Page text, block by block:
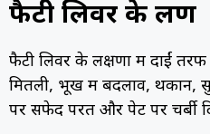
फैटी लिवर के लक्षण
फैटी लिवर के लक्षणों में दाईं
मितली, भूख में बदलाव, थकान,
पर सफेद परत और पेट पर चर्बी